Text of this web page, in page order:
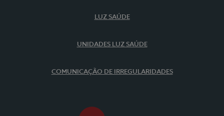
LUZ SAÚDE
UNIDADES LUZ SAÚDE
COMUNICAÇÃO DE IRREGULARIDADES